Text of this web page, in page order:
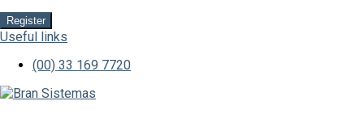
Register
Useful links
(00) 33 169 7720